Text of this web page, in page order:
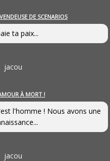
DE SCENARIOS
ta paix...
jacou
À MORT !
l'homme ! Nous avons une
jacou